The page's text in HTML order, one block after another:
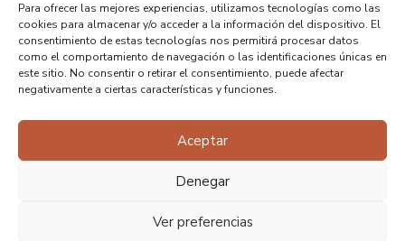
Para ofrecer las mejores experiencias, utilizamos tecnologías como las
cookies para almacenar y/o acceder a la información del dispositivo. El
consentimiento de estas tecnologías nos permitirá procesar datos
como el comportamiento de navegación o las identificaciones únicas en
este sitio. No consentir o retirar el consentimiento, puede afectar
negativamente a ciertas características y funciones.
Aceptar
Denegar
Ver preferencias
Copyright 2025 – Diseño realizado por Perro Negro